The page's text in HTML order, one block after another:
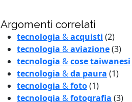
Argomenti correlati
tecnologia &acquisti (2)
tecnologia &aviazione(3)
tecnologia &cose taiwanesi
tecnologia &da paura (1)
tecnologia &foto(1)
tecnologia &fotografia (3)